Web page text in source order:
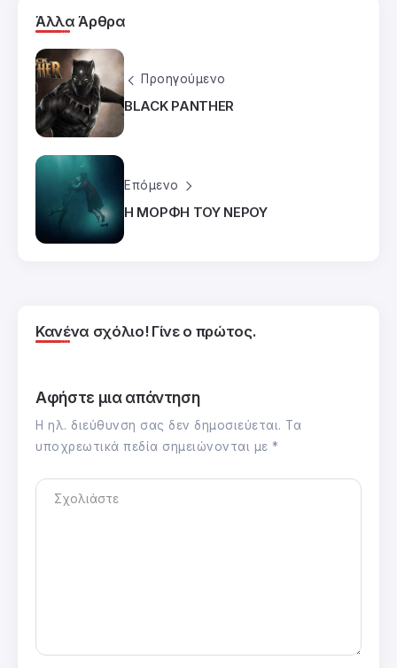
Άλλα Άρθρα
Προηγούμενο
BLACK PANTHER
Επόμενο
Η ΜΟΡΦΗ ΤΟΥ ΝΕΡΟΥ
Κανένα σχόλιο! Γίνε ο πρώτος.
Αφήστε μια απάντηση
Η ηλ. διεύθυνση σας δεν δημοσιεύεται. Τα
υποχρεωτικά πεδία σημειώνονται με *